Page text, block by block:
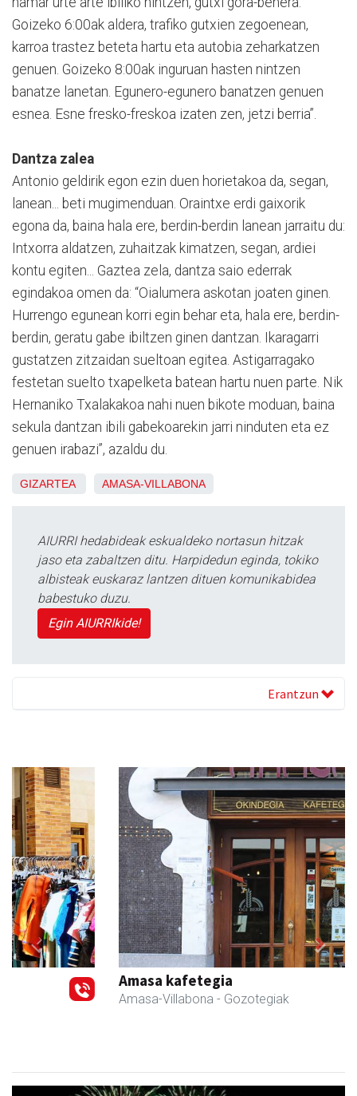
Goizeko 6:00ak aldera, trafiko gutxien zegoenean,
karroa trastez beteta hartu eta autobia zeharkatzen
genuen. Goizeko 8:00ak inguruan hasten nintzen
banatze lanetan. Egunero-egunero banatzen genuen
esnea. Esne fresko-freskoa izaten zen, jetzi berria”.
Dantza zalea
Antonio geldirik egon ezin duen horietakoa da, segan,
lanean... beti mugimenduan. Oraintxe erdi gaixorik
egona da, baina hala ere, berdin-berdin lanean jarraitu du:
Intxorra aldatzen, zuhaitzak kimatzen, segan, ardiei
kontu egiten... Gaztea zela, dantza saio ederrak
egindakoa omen da: “Oialumera askotan joaten ginen.
Hurrengo egunean korri egin behar eta, hala ere, berdin-
berdin, geratu gabe ibiltzen ginen dantzan. Ikaragarri
gustatzen zitzaidan sueltoan egitea. Astigarragako
festetan suelto txapelketa batean hartu nuen parte. Nik
Hernaniko Txalakakoa nahi nuen bikote moduan, baina
sekula dantzan ibili gabekoarekin jarri ninduten eta ez
genuen irabazi”, azaldu du.
GIZARTEA AMASA-VILLABONA
AIURRI hedabideak eskualdeko nortasun hitzak
jaso eta zabaltzen ditu. Harpidedun eginda, tokiko
albisteak euskaraz lantzen dituen komunikabidea
babestuko duzu.
Egin AIURRIkide!
Erantzun
Amasa kafetegia
Amasa-Villabona - Gozotegiak
Previous Next